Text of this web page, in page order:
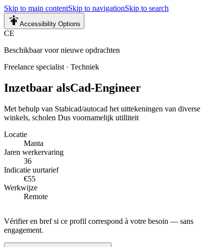
Skip to main contentSkip to navigationSkip to search
Accessibility Options
CE
Beschikbaar voor nieuwe opdrachten
Freelance specialist · Techniek
Inzetbaar alsCad-Engineer
Met behulp van Stabicad/autocad het uittekeningen van diverse
winkels, scholen Dus voornamelijk utilliteit
Locatie
Manta
Jaren werkervaring
36
Indicatie uurtarief
€55
Werkwijze
Remote
Vérifier en bref si ce profil correspond à votre besoin — sans
engagement.